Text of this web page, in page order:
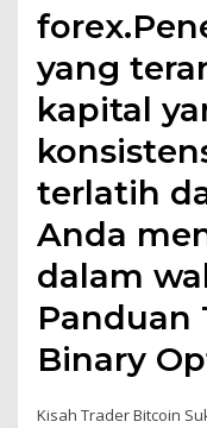
yang
kapital
terlatih
Anda
dalam
Panduan
Binary
Kisah Trader Bitcoin